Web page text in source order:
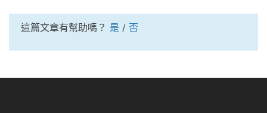
這篇文章有幫助嗎？ 是 / 否